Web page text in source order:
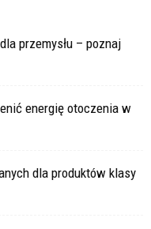
przemysłu – poznaj
energię otoczenia w
dla produktów klasy